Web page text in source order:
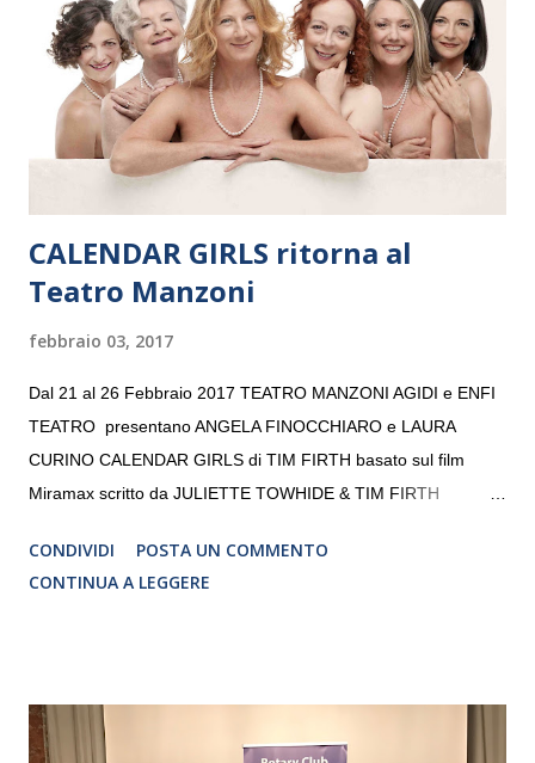
consecutivo. Il pubblico milanese avrà il piacere di applaudire i
giovani artisti della Baltic Sea Youth Philharmonic per la quarta
volta. L’orchestra, fondata nel 2008 da Kristjan Järvi (affiancato
da un prestigioso consiglio di consulent...
CALENDAR GIRLS ritorna al
Teatro Manzoni
febbraio 03, 2017
Dal 21 al 26 Febbraio 2017 TEATRO MANZONI AGIDI e ENFI
TEATRO presentano ANGELA FINOCCHIARO e LAURA
CURINO CALENDAR GIRLS di TIM FIRTH basato sul film
Miramax scritto da JULIETTE TOWHIDE & TIM FIRTH
CRISTINA PEZZOLI
CONDIVIDI
POSTA UN COMMENTO
CONTINUA A LEGGERE